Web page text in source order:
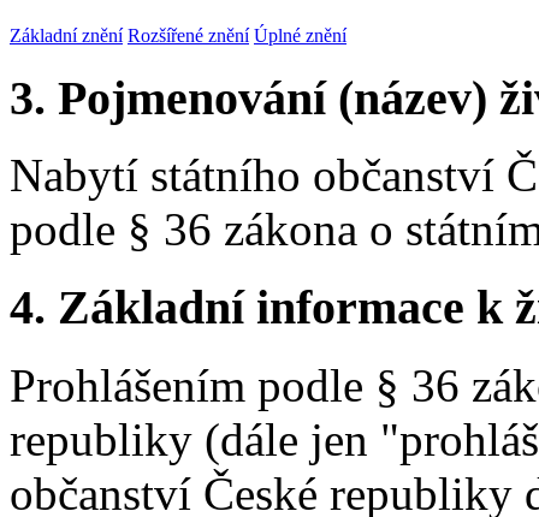
Základní znění Rozšířené znění Úplné znění
3. Pojmenování (název)
Nabytí státního občanství
podle § 36 zákona o
4. Základní informace k
Prohlášením podle § 36
republiky (dále jen
občanství České republiky